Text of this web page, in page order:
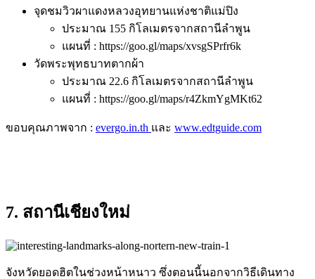
จุดชมวิวผาแดงหลวงอุทยานแห่งชาติแม่ปิง
ประมาณ 155 กิโลเมตรจากสถานีลำพูน
แผนที่ : https://goo.gl/maps/xvsgSPrfr6k
วัดพระพุทธบาทตากผ้า
ประมาณ 22.6 กิโลเมตรจากสถานีลำพูน
แผนที่ : https://goo.gl/maps/r4ZkmYgMKt62
ขอบคุณภาพจาก : evergo.in.th และ www.edtguide.com
7. สถานีเชียงใหม่
จังหวัดยอดฮิตในช่วงหน้าหนาว ซึ่งตอนนี้นอกจากวิธีเดินทาง